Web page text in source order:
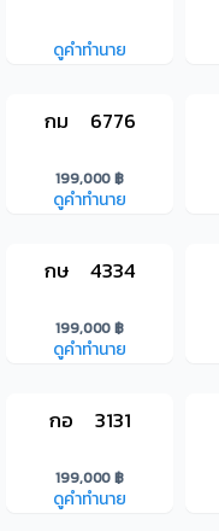
ดูคำทำนาย
กม 6776
199,000 ฿
ดูคำทำนาย
กษ 4334
199,000 ฿
ดูคำทำนาย
กอ 3131
199,000 ฿
ดูคำทำนาย